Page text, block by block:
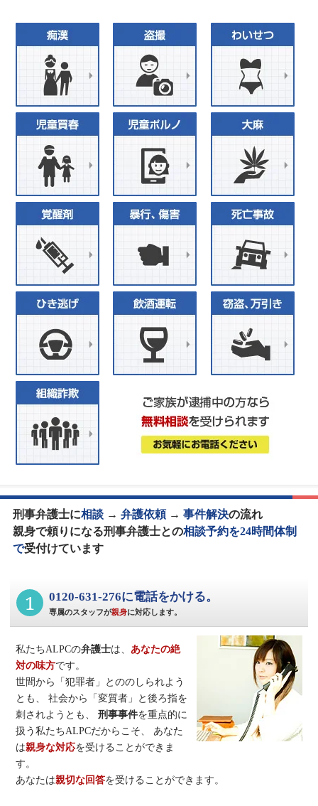
刑事弁護士に相談→ 弁護依頼→ 事件解決の流れ
親身で頼りになる刑事弁護士との相談予約を24時間体制
で受付けています
1 0120-631-276に電話をかける。
専属のスタッフが親身に対応します。
私たちALPCの弁護士は、 あなたの絶
対の味方です。
世間から「犯罪者」とののしられよう
とも、
社会から「変質者」と後ろ指を
刺されようとも、
刑事事件を重点的に
扱う私たちALPCだからこそ、
あなた
は親身な対応を受けることができま
す。
あなたは親切な回答を受けることができます。